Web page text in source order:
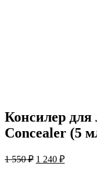
Консилер
Concealer (5
1 550₽ Первоначальная
1 240 ₽Текущая